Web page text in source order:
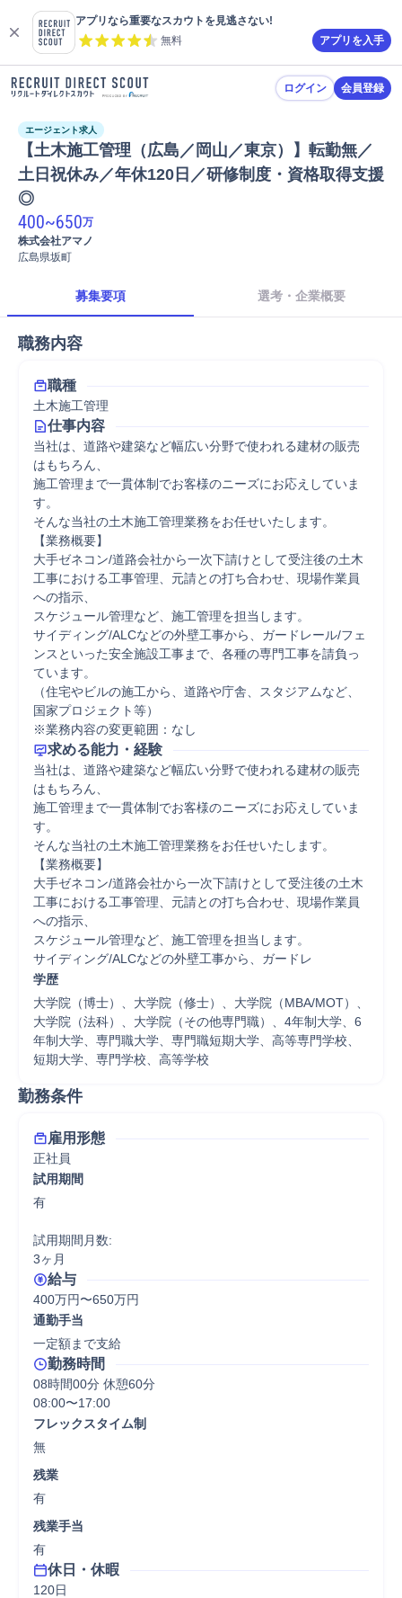
アプリなら重要なスカウトを見逃さない!
無料
アプリを入手
ログイン 会員登録
エージェント求人
【土木施工管理（広島／岡山／東京）】転勤無／
土日祝休み／年休120日／研修制度・資格取得支援
◎
400~650万
株式会社アマノ
広島県坂町
募集要項 選考・企業概要
職務内容
職種
土木施工管理
仕事内容
当社は、道路や建築など幅広い分野で使われる建材の販売
はもちろん、
施工管理まで一貫体制でお客様のニーズにお応えしていま
す。
そんな当社の土木施工管理業務をお任せいたします。
【業務概要】
大手ゼネコン/道路会社から一次下請けとして受注後の土木
工事における工事管理、元請との打ち合わせ、現場作業員
への指示、
スケジュール管理など、施工管理を担当します。
サイディング/ALCなどの外壁工事から、ガードレール/フェ
ンスといった安全施設工事まで、各種の専門工事を請負っ
ています。
（住宅やビルの施工から、道路や庁舎、スタジアムなど、
国家プロジェクト等）
※業務内容の変更範囲：なし
求める能力・経験
当社は、道路や建築など幅広い分野で使われる建材の販売
はもちろん、
施工管理まで一貫体制でお客様のニーズにお応えしていま
す。
そんな当社の土木施工管理業務をお任せいたします。
【業務概要】
大手ゼネコン/道路会社から一次下請けとして受注後の土木
工事における工事管理、元請との打ち合わせ、現場作業員
への指示、
スケジュール管理など、施工管理を担当します。
サイディング/ALCなどの外壁工事から、ガードレ
学歴
大学院（博士）、大学院（修士）、大学院（MBA/MOT）、
大学院（法科）、大学院（その他専門職）、4年制大学、6
年制大学、専門職大学、専門職短期大学、高等専門学校、
短期大学、専門学校、高等学校
勤務条件
雇用形態
正社員
試用期間
有
試用期間月数:
3ヶ月
給与
400万円〜650万円
通勤手当
一定額まで支給
勤務時間
08時間00分 休憩60分
08:00〜17:00
フレックスタイム制
無
残業
有
残業手当
有
休日・休暇
120日